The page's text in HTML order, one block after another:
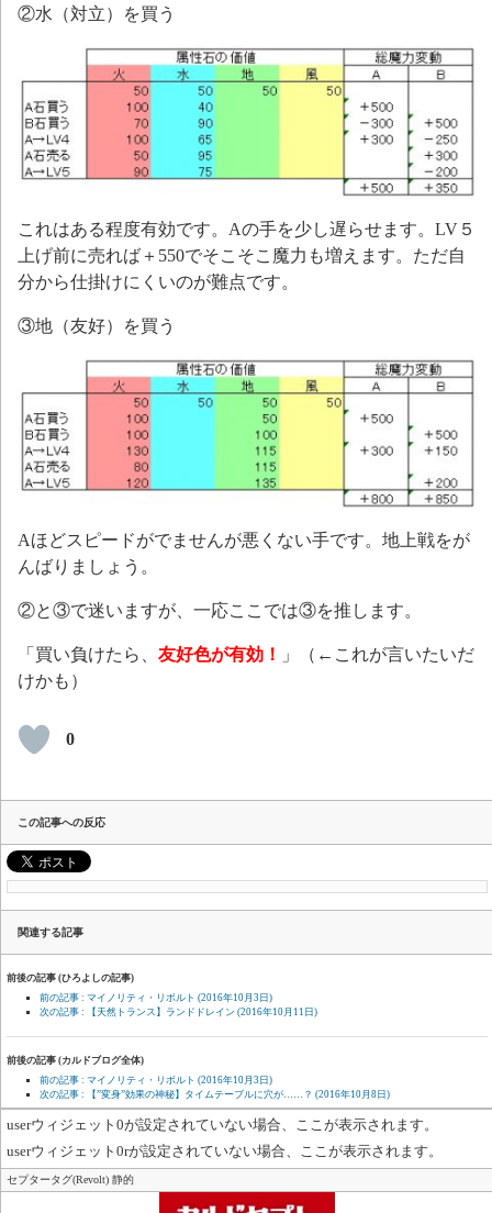
②水（対立）を買う
これはある程度有効です。Aの手を少し遅らせます。LV５
上げ前に売れば＋550でそこそこ魔力も増えます。ただ自
分から仕掛けにくいのが難点です。
③地（友好）を買う
Aほどスピードがでませんが悪くない手です。地上戦をが
んばりましょう。
②と③で迷いますが、一応ここでは③を推します。
「買い負けたら、 友好色が有効！
」（←これが言いたいだ
けかも）
0
この記事への反応
関連する記事
前後の記事 (ひろよしの記事)
前の記事 : マイノリティ・リボルト (2016年10月3日)
次の記事 : 【天然トランス】ランドドレイン (2016年10月11日)
前後の記事 (カルドブログ全体)
前の記事 : マイノリティ・リボルト (2016年10月3日)
次の記事 : 【”変身”効果の神秘】タイムテーブルに穴が……？ (2016年10月8日)
userウィジェット0が設定されていない場合、ここが表示されます。
userウィジェット0rが設定されていない場合、ここが表示されます。
セプタータグ(Revolt) 静的